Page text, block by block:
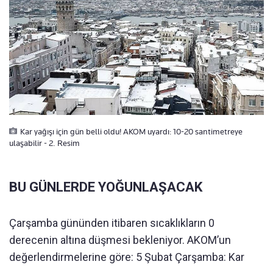
Kar yağışı için gün belli oldu! AKOM uyardı: 10-20 santimetreye
ulaşabilir - 2. Resim
BU GÜNLERDE YOĞUNLAŞACAK
Çarşamba gününden itibaren sıcaklıkların 0
derecenin altına düşmesi bekleniyor. AKOM’un
değerlendirmelerine göre: 5 Şubat Çarşamba: Kar